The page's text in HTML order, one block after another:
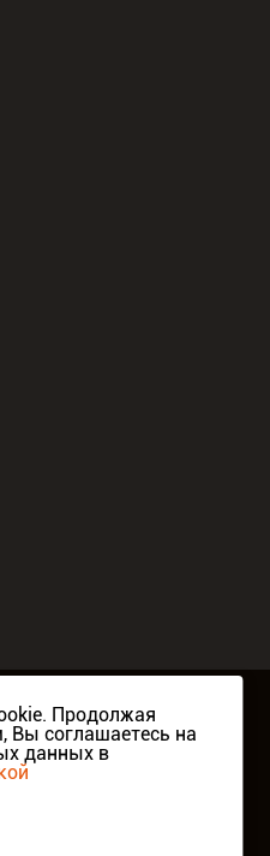
и ни
Продолжая
Вы соглашаетесь на
данных в